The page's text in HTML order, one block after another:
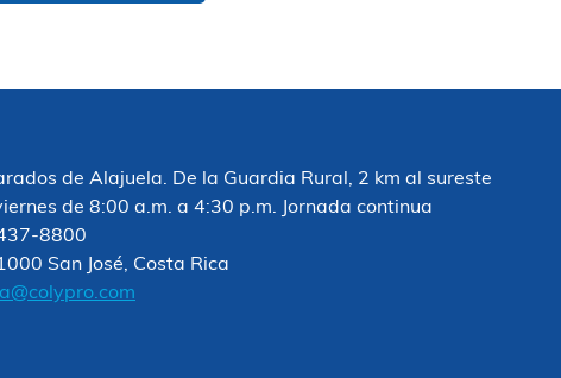
de Alajuela. De la Guardia Rural, 2 km al sureste
de 8:00 a.m. a 4:30 p.m. Jornada continua
8800
San José, Costa Rica